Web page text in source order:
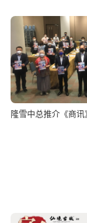
隆雪中总推介《商讯